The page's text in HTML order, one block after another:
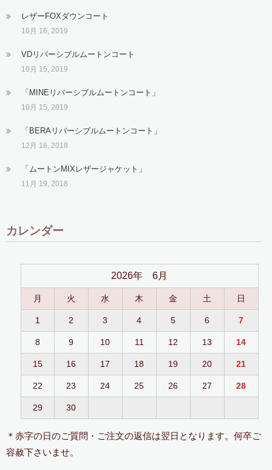
レザーFOXダウンコート
10月 16, 2019
VDリバーシブルムートンコート
10月 15, 2019
「MINEリバーシブルムートンコート」
10月 15, 2019
「BERAリバーシブルムートンコート」
12月 18, 2018
「ムートンMIXレザージャケット」
11月 19, 2018
カレンダー
2026年 6月
月 火 水 木 金 土 日
1 2 3 4 5 6 7
8 9 10 11 12 13 14
15 16 17 18 19 20 21
22 23 24 25 26 27 28
29 30
＊赤字の日のご質問・ご注文の返信は翌日となります。何卒ご
容赦下さいませ。